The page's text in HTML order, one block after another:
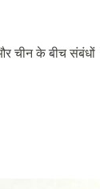
चीन के बीच संबंधों